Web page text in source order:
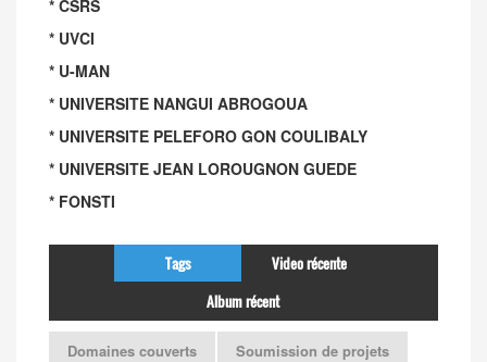
* CSRS
* UVCI
* U-MAN
* UNIVERSITE NANGUI ABROGOUA
* UNIVERSITE PELEFORO GON COULIBALY
* UNIVERSITE JEAN LOROUGNON GUEDE
* FONSTI
Tags
Video récente
Album récent
Domaines couverts
Soumission de projets